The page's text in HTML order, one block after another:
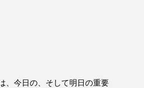
、今日の、そして明日の重要